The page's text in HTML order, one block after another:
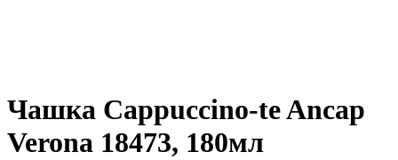
Чашка Cappuccino-te Ancap
Verona 18473, 180мл